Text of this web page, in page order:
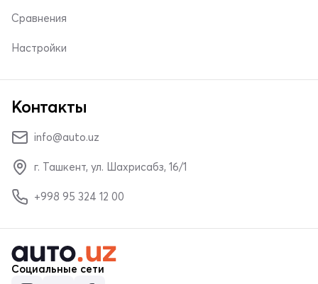
Сравнения
Настройки
Контакты
info@auto.uz
г. Ташкент, ул. Шахрисабз, 16/1
+998 95 324 12 00
Социальные сети